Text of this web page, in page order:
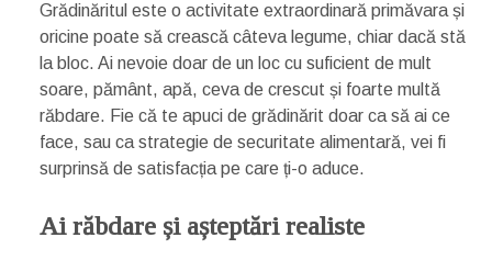
Grădinăritul este o activitate extraordinară primăvara și
oricine poate să crească câteva legume, chiar dacă stă
la bloc. Ai nevoie doar de un loc cu suficient de mult
soare, pământ, apă, ceva de crescut și foarte multă
răbdare. Fie că te apuci de grădinărit doar ca să ai ce
face, sau ca strategie de securitate alimentară, vei fi
surprinsă de satisfacția pe care ți-o aduce.
Ai răbdare și așteptări realiste